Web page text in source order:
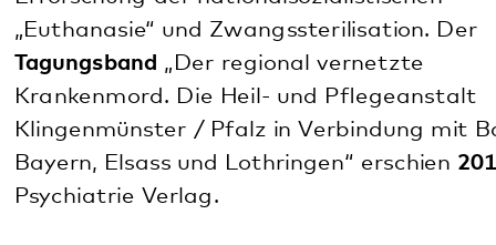
Die Stolperschwelle vor dem Hauptgebäude am
Campus Klingenmünster.
Im Oktober 2019
veranstaltete das Pfalzklinikum
Klingenmünster gemeinsam mit der
Theatergruppe WeibsBilder e.V. aus Herxheim ein
Theaterstück über eine Patientin der Heil- und